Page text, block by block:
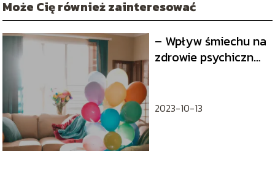
Może Cię również zainteresować
– Wpływ śmiechu na
zdrowie psychiczne i
2023-10-13